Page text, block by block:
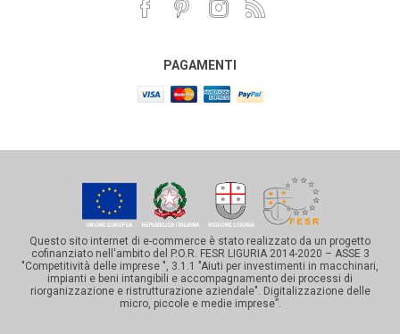
PAGAMENTI
Questo sito internet di e-commerce è stato realizzato da un progetto
cofinanziato nell'ambito del P.O.R. FESR LIGURIA 2014-2020 – ASSE 3
"Competitività delle imprese ", 3.1.1 "Aiuti per investimenti in macchinari,
impianti e beni intangibili e accompagnamento dei processi di
riorganizzazione e ristrutturazione aziendale". Digitalizzazione delle
micro, piccole e medie imprese”.